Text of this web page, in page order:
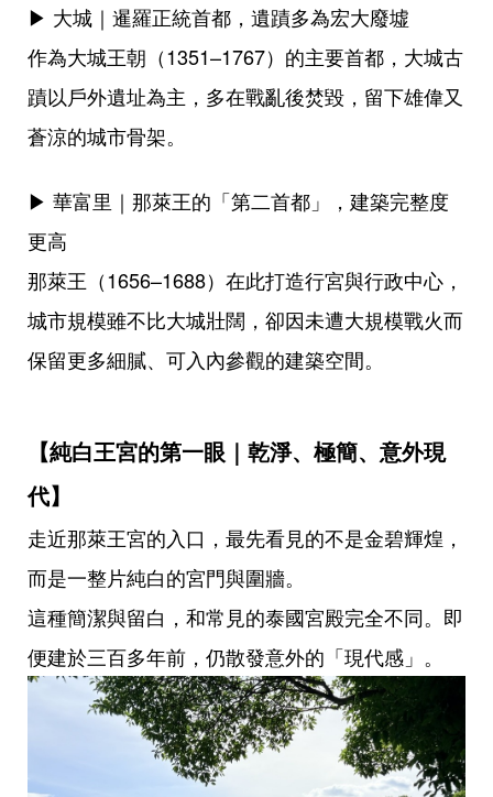
▶ 大城｜暹羅正統首都，遺蹟多為宏大廢墟
作為大城王朝（1351–1767）的主要首都，大城古
蹟以戶外遺址為主，多在戰亂後焚毀，留下雄偉又
蒼涼的城市骨架。
▶ 華富里｜那萊王的「第二首都」，建築完整度
更高
那萊王（1656–1688）在此打造行宮與行政中心，
城市規模雖不比大城壯闊，卻因未遭大規模戰火而
保留更多細膩、可入內參觀的建築空間。
【純白王宮的第一眼｜乾淨、極簡、意外現
代】
走近那萊王宮的入口，最先看見的不是金碧輝煌，
而是一整片純白的宮門與圍牆。
這種簡潔與留白，和常見的泰國宮殿完全不同。即
便建於三百多年前，仍散發意外的「現代感」。